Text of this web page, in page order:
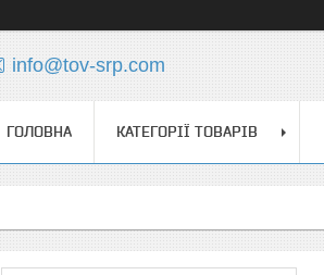
info@tov-srp.com
ГОЛОВНА КАТЕГОРІЇ ТОВАРІВ